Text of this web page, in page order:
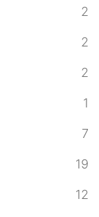
2
2
2
1
7
19
12